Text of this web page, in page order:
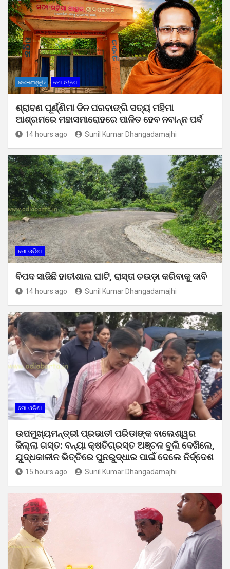
କଳା-ସଂସ୍କୃତି ମୋ ଓଡ଼ିଶା
ଶ୍ରାବଣ ପୂର୍ଣ୍ଣିମା ଦିନ ପରବାଙ୍ଗି ସତ୍ୟ ମହିମା
ଆଶ୍ରମରେ ମହାସମାରୋହରେ ପାଳିତ ହେବ ନବାନ୍ନ ପର୍ବ
14 hours ago Sunil Kumar Dhangadamajhi
ମୋ ଓଡ଼ିଶା
ବିପଦ ସାଜିଛି ହାତୀଶାଲ ଘାଟି, ରାସ୍ତା ଚଉଡ଼ା କରିବାକୁ ଦାବି
14 hours ago Sunil Kumar Dhangadamajhi
ମୋ ଓଡ଼ିଶା
ଉପମୁଖ୍ୟମନ୍ତ୍ରୀ ପ୍ରଭାତୀ ପରିଡାଙ୍କ ବାଲେଶ୍ୱର
ଜିଲ୍ଲା ଗସ୍ତ: ବନ୍ୟା କ୍ଷତିଗ୍ରସ୍ତ ଅଞ୍ଚଳ ବୁଲି ଦେଖିଲେ,
ଯୁଦ୍ଧକାଳୀନ ଭିତ୍ତିରେ ପୁନରୁଦ୍ଧାର ପାଇଁ ଦେଲେ ନିର୍ଦ୍ଦେଶ
15 hours ago Sunil Kumar Dhangadamajhi